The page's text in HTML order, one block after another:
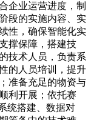
企业运营进度，制
段的实施内容、实
性，确保智能化实
撑保障，搭建技
技术人员，负责系
的人员培训，提升
准备充足的物资与
利开展；依托赛
统搭建、数据对